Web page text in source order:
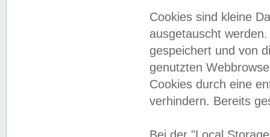
Cookies sind kleine
ausgetauscht
gespeichert und von
genutzten
Cookies durch eine
verhindern. Bereits